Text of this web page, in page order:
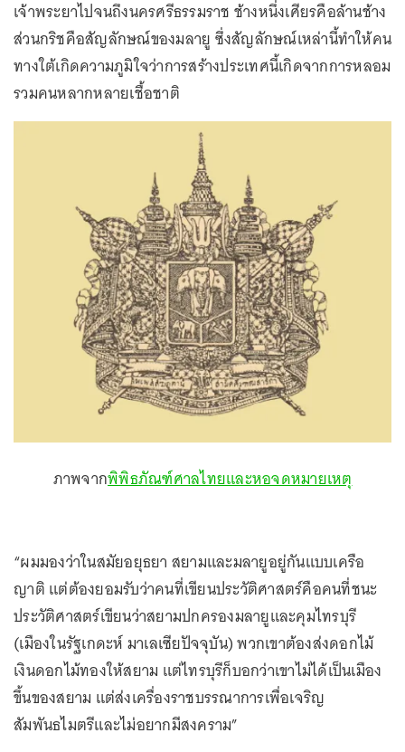
เจ้าพระยาไปจนถึงนครศรีธรรมราช ช้างหนึ่งเศียรคือล้านช้าง
ส่วนกริชคือสัญลักษณ์ของมลายู ซึ่งสัญลักษณ์เหล่านี้ทำให้คน
ทางใต้เกิดความภูมิใจว่าการสร้างประเทศนี้เกิดจากการหลอม
รวมคนหลากหลายเชื้อชาติ
ภาพจากพิพิธภัณฑ์ศาลไทยและหอจดหมายเหตุ
“ผมมองว่าในสมัยอยุธยา สยามและมลายูอยู่กันแบบเครือ
ญาติ แต่ต้องยอมรับว่าคนที่เขียนประวัติศาสตร์คือคนที่ชนะ
ประวัติศาสตร์เขียนว่าสยามปกครองมลายูและคุมไทรบุรี
(เมืองในรัฐเกดะห์ มาเลเซียปัจจุบัน) พวกเขาต้องส่งดอกไม้
เงินดอกไม้ทองให้สยาม แต่ไทรบุรีก็บอกว่าเขาไม่ได้เป็นเมือง
ขึ้นของสยาม แต่ส่งเครื่องราชบรรณาการเพื่อเจริญ
สัมพันธไมตรีและไม่อยากมีสงคราม”